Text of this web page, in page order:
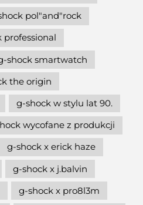
pol"and"rock
professional
shock smartwatch
the origin
g-shock w stylu lat 90.
wycofane z produkcji
g-shock x erick haze
g-shock x j.balvin
g-shock x pro8l3m